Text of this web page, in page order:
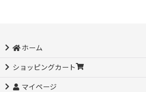
ホーム
ショッピングカート
マイページ